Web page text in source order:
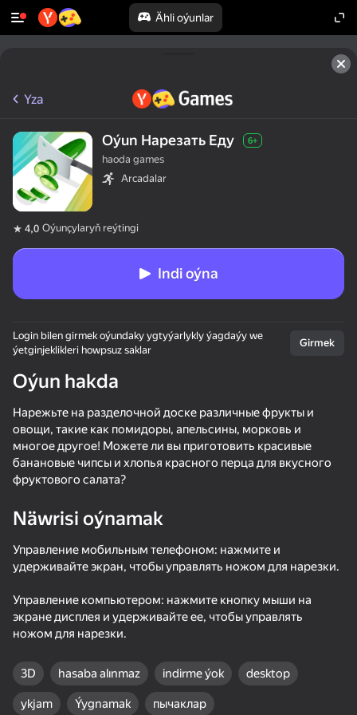
Ähli oýunlar
Escape from the Laser Traffic Gap: Merge Rush Apple Worm
36
Yza
Oýun Нарезать Еду 6+
haoda games
Arcadalar
4,0 Oýunçylaryň reýtingi
Indi oýna
Login bilen girmek oýundaky ygtyýarlykly ýagdaýy we
ýetginjeklikleri howpsuz saklar
Girmek
Oýun hakda
Нарежьте на разделочной доске различные фрукты и
овощи, такие как помидоры, апельсины, морковь и
многое другое! Можете ли вы приготовить красивые
банановые чипсы и хлопья красного перца для вкусного
фруктового салата?
Näwrisi oýnamak
Управление мобильным телефоном: нажмите и
удерживайте экран, чтобы управлять ножом для нарезки.
Управление компьютером: нажмите кнопку мыши на
экране дисплея и удерживайте ее, чтобы управлять
ножом для нарезки.
3D hasaba alınmaz indirme ýok desktop
ykjam Ýygnamak пычаклар